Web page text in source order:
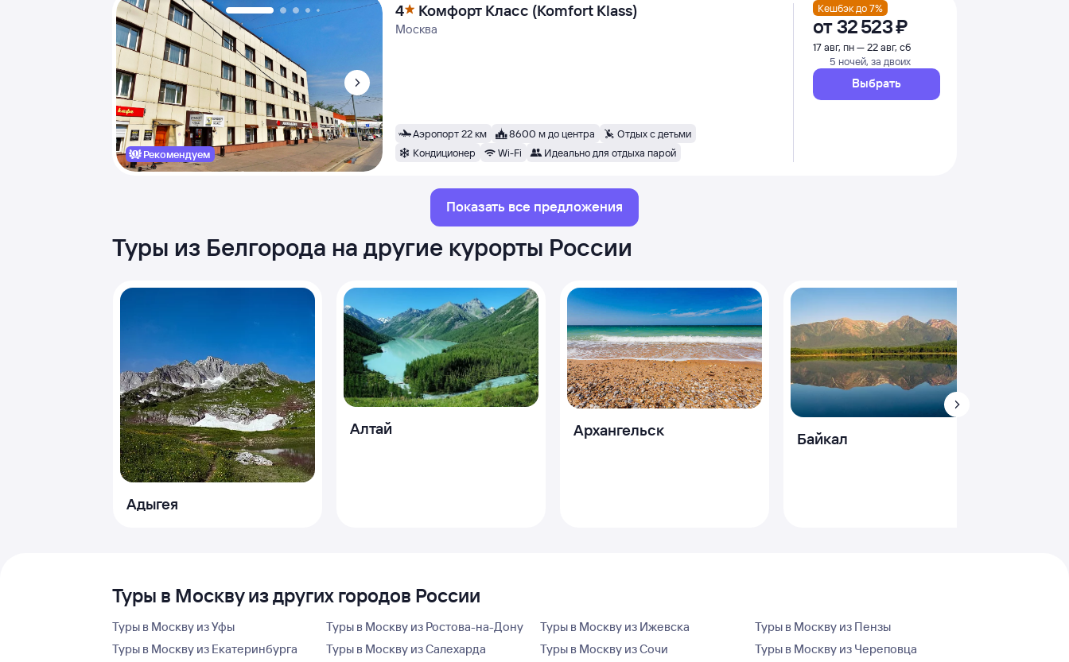
Рекомендуем
4 Комфорт Класс (Komfort Klass)
Москва
Аэропорт 22 км 8600 м до центра
Отдых с детьми
Кондиционер
Wi-Fi Идеально для отдыха парой
Кешбэк до 7%
от32 ⁠523 ⁠₽
17 авг, пн — 22 авг, сб
5 ночей, за двоих
Выбрать
Показать все предложения
Туры из Белгорода на другие курорты России
Адыгея
Алтай Архангельск Байкал
Туры в Москву из других городов России
Туры в Москву из Уфы
Туры в Москву из Екатеринбурга
Туры в Москву из Ростова-на-Дону
Туры в Москву из Салехарда
Туры в Москву из Ижевска
Туры в Москву из Сочи
Туры в Москву из Пензы
Туры в Москву из Череповца